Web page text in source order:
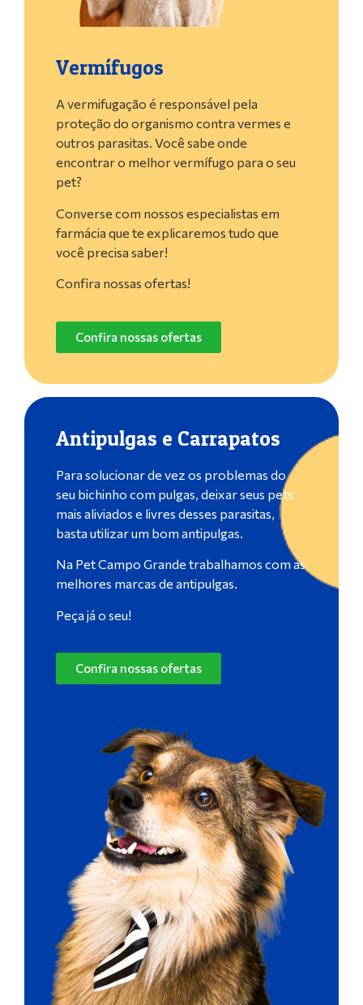
Vermífugos
A vermifugação é responsável pela
proteção do organismo contra vermes e
outros parasitas. Você sabe onde
encontrar o melhor vermífugo para o seu
pet?
Converse com nossos especialistas em
farmácia que te explicaremos tudo que
você precisa saber!
Confira nossas ofertas!
Confira nossas ofertas
Antipulgas e Carrapatos
Para solucionar de vez os problemas do
seu bichinho com pulgas, deixar seus pets
mais aliviados e livres desses parasitas,
basta utilizar um bom antipulgas.
Na Pet Campo Grande trabalhamos com as
melhores marcas de antipulgas.
Peça já o seu!
Confira nossas ofertas